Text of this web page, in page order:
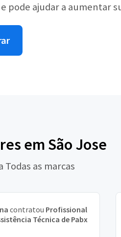
pode ajudar a aumentar
em São Jose
Todas as marcas
contratou Profissional
Técnica de Pabx